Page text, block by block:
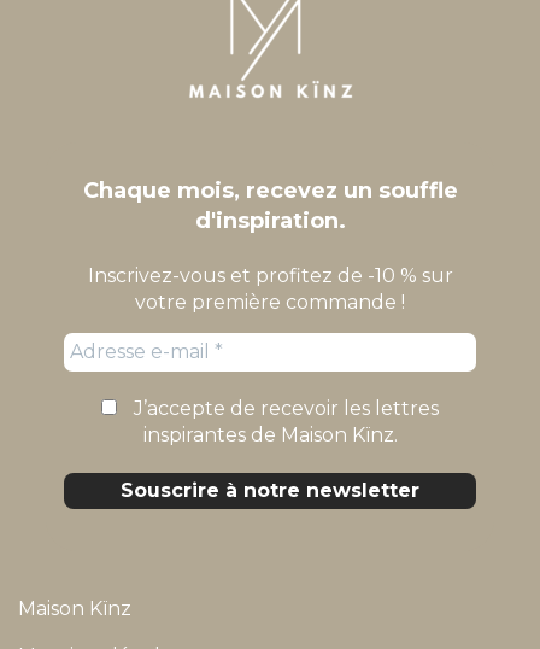
Chaque mois, recevez un souffle
d'inspiration.
Inscrivez-vous et profitez de -10 % sur
votre première commande !
J’accepte de recevoir les lettres
inspirantes de Maison Kïnz.
Maison Kïnz